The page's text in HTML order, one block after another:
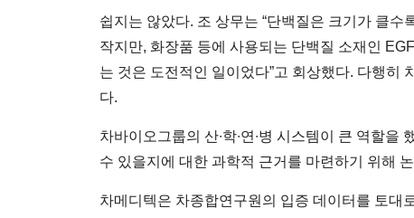
쉽지는 않았다. 조 상무는 “단백질은 크기가 클
작지만, 화장품 등에 사용되는 단백질 소재인
는 것은 도전적인 일이었다”고 회상했다. 다행히
다.
차바이오그룹의 산∙학∙연∙병 시스템이 큰 역할
수 있을지에 대한 과학적 근거를 마련하기 위해
차메디텍은 차종합연구원의 입증 데이터를 토대